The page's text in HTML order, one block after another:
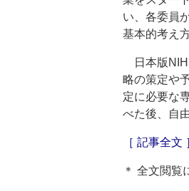
い、各委員
基本的考え
日本版NIH
略の策定や
定に必要な
べた後、自
［ 記事全文
＊ 全文閲覧